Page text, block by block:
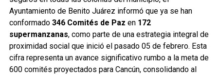
Servicios Públicos retiró basura vegetal, tierra y otros
desechos que obstruyen el flujo pluvial. En la
Supermanzana 235 se complementó la jornada con una
brigada de descacharrización para evitar la formación de
basureros clandestinos y promover la correcta
disposición de muebles, electrodomésticos y llantas.
Ayuntamiento de Benito Juárez informó que ya se han
conformado 346 Comités de Paz en 172
supermanzanas, como parte de una estrategia integral de
proximidad social que inició el pasado 05 de febrero. Esta
cifra representa un avance significativo rumbo a la meta de
600 comités proyectados para Cancún, consolidando al